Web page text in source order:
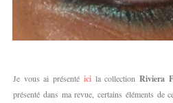
Je vous ai présenté icila collectionRiviera
présenté dans ma revue, certains éléments de